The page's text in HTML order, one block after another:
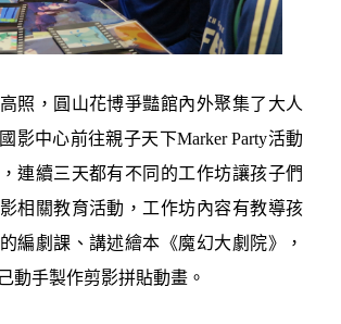
照，圓山花博爭豔館內外聚集了大人
影中心前往親子天下Marker Party活動
連續三天都有不同的工作坊讓孩子們
相關教育活動，工作坊內容有教導孩
編劇課、講述繪本《魔幻大劇院》，
動手製作剪影拼貼動畫。